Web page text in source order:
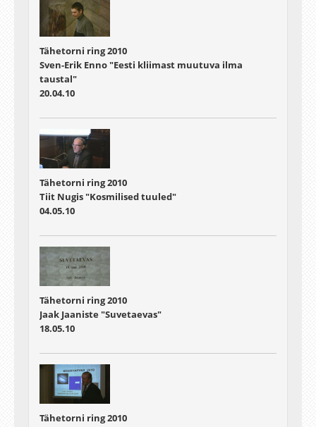
Tähetorni ring 2010
Sven-Erik Enno "Eesti kliimast muutuva ilma
taustal"
20.04.10
Tähetorni ring 2010
Tiit Nugis "Kosmilised tuuled"
04.05.10
Tähetorni ring 2010
Jaak Jaaniste "Suvetaevas"
18.05.10
Tähetorni ring 2010